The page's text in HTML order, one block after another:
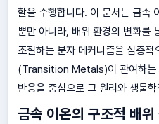
할을 수행합니다. 이 문서는 금속
뿐만 아니라, 배위 환경의 변화를
조절하는 분자 메커니즘을 심층
(Transition Metals)이 관여하는
반응을 중심으로 그 원리와 생물
금속 이온의 구조적 배